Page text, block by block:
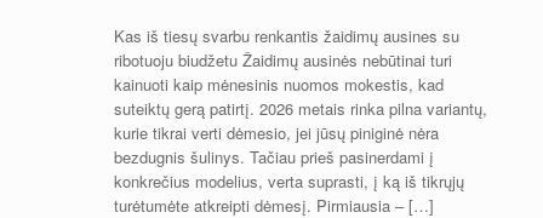
Kas iš tiesų svarbu renkantis žaidimų ausines su
ribotuoju biudžetu Žaidimų ausinės nebūtinai turi
kainuoti kaip mėnesinis nuomos mokestis, kad
suteiktų gerą patirtį. 2026 metais rinka pilna variantų,
kurie tikrai verti dėmesio, jei jūsų piniginė nėra
bezdugnis šulinys. Tačiau prieš pasinerdami į
konkrečius modelius, verta suprasti, į ką iš tikrųjų
turėtumėte atkreipti dėmesį. Pirmiausia – […]